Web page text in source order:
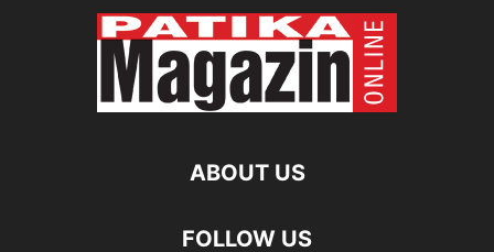
ABOUT US
FOLLOW US